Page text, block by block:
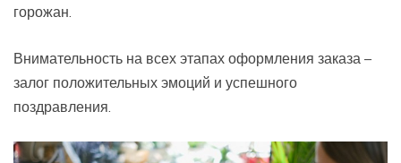
горожан.
Внимательность на всех этапах оформления заказа –
залог положительных эмоций и успешного
поздравления.